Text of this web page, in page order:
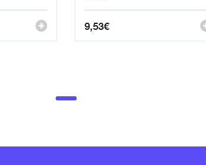
9,53€